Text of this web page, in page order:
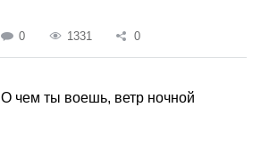
0 1331 0
О чем ты воешь, ветр ночной